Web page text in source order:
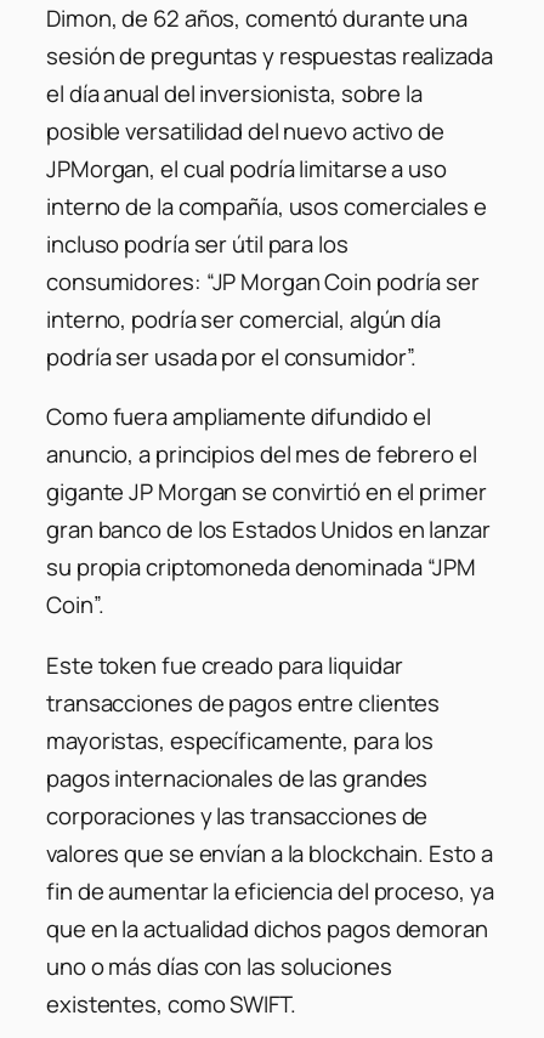
Dimon, de 62 años, comentó durante una
sesión de preguntas y respuestas realizada
el día anual del inversionista, sobre la
posible versatilidad del nuevo activo de
JPMorgan, el cual podría limitarse a uso
interno de la compañía, usos comerciales e
incluso podría ser útil para los
consumidores: “JP Morgan Coin podría ser
interno, podría ser comercial, algún día
podría ser usada por el consumidor”.
Como fuera ampliamente difundido el
anuncio, a principios del mes de febrero el
gigante JP Morgan se convirtió en el primer
gran banco de los Estados Unidos en lanzar
su propia criptomoneda denominada “JPM
Coin”.
Este token fue creado para liquidar
transacciones de pagos entre clientes
mayoristas, específicamente, para los
pagos internacionales de las grandes
corporaciones y las transacciones de
valores que se envían a la blockchain. Esto a
fin de aumentar la eficiencia del proceso, ya
que en la actualidad dichos pagos demoran
uno o más días con las soluciones
existentes, como SWIFT.